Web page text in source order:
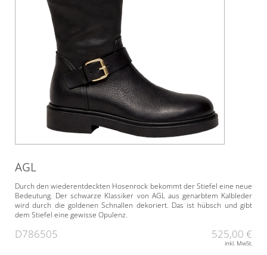
AGL
Durch den wiederentdeckten Hosenrock bekommt der Stiefel eine neue
Bedeutung. Der schwarze Klassiker von AGL aus genarbtem Kalbleder
wird durch die goldenen Schnallen dekoriert. Das ist hübsch und gibt
dem Stiefel eine gewisse Opulenz.
D786505 525,00 €
inkl. MwSt.